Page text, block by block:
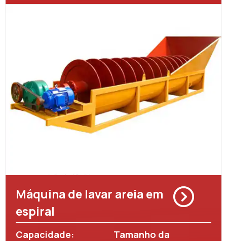
Máquina de lavar areia em
espiral
Capacidade:
Tamanho da